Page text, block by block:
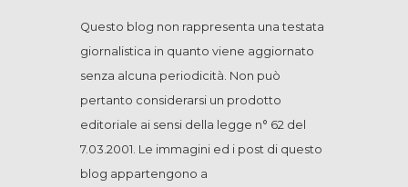
Questo blog non rappresenta una testata
giornalistica in quanto viene aggiornato
senza alcuna periodicità. Non può
pertanto considerarsi un prodotto
editoriale ai sensi della legge n° 62 del
7.03.2001. Le immagini ed i post di questo
blog appartengono a